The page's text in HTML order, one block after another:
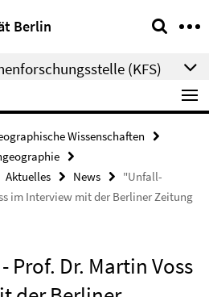
Berlin
(KFS)
Wissenschaften
Aktuelles News
"Unfall-
im Interview mit der Berliner Zeitung
Prof. Dr. Martin Voss